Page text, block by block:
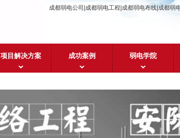
成都弱电公司|成都弱电工程|成都弱电布线|成都弱
项目解决方案 成功案例 弱电学院